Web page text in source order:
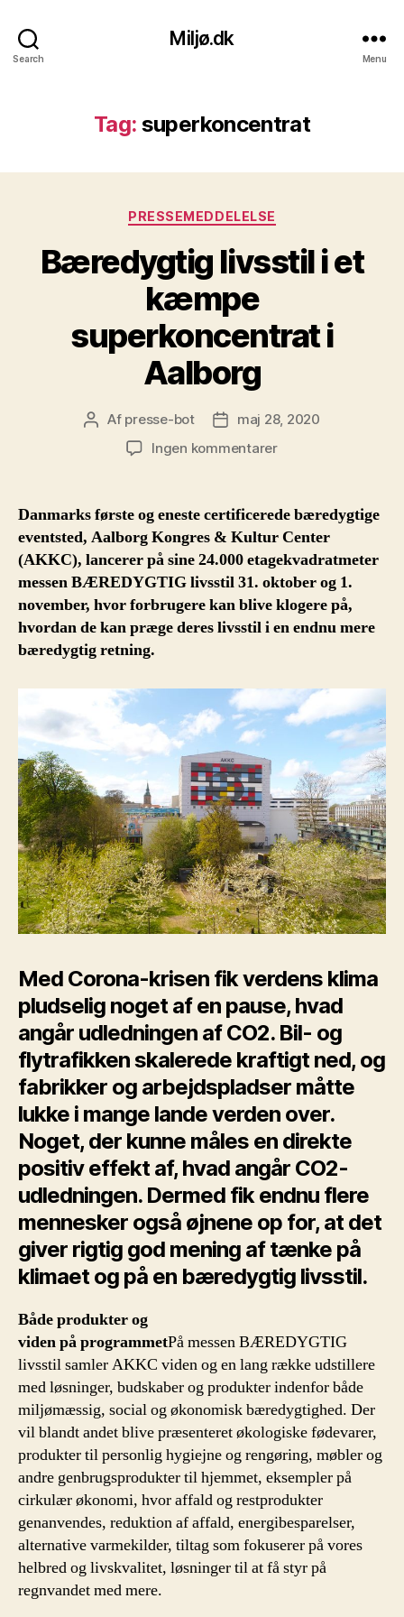
Search
Miljø.dk
Menu
Tag: superkoncentrat
Kategorier
PRESSEMEDDELELSE
Bæredygtig livsstil i et
kæmpe
superkoncentrat i
Aalborg
Indlægsforfatter
Af presse-bot Indlægsdato
maj 28, 2020
Ingen kommentarertil
i
kæmpe
superkoncentrat
i
Aalborg
Danmarks første og eneste certificerede bæredygtige
eventsted, Aalborg Kongres & Kultur Center
(AKKC), lancerer på sine 24.000 etagekvadratmeter
messen BÆREDYGTIG livsstil 31. oktober og 1.
november, hvor forbrugere kan blive klogere på,
hvordan de kan præge deres livsstil i en endnu mere
bæredygtig retning.
Med Corona-krisen fik verdens klima
pludselig noget af en pause, hvad
angår udledningen af CO2. Bil- og
flytrafikken skalerede kraftigt ned, og
fabrikker og arbejdspladser måtte
lukke i mange lande verden over.
Noget, der kunne måles en direkte
positiv effekt af, hvad angår CO2-
udledningen. Dermed fik endnu flere
mennesker også øjnene op for, at det
giver rigtig god mening af tænke på
klimaet og på en bæredygtig livsstil.
Både produkter og
viden på programmetPå messen BÆREDYGTIG
livsstil samler AKKC viden og en lang række udstillere
med løsninger, budskaber og produkter indenfor både
miljømæssig, social og økonomisk bæredygtighed. Der
vil blandt andet blive præsenteret økologiske fødevarer,
produkter til personlig hygiejne og rengøring, møbler og
andre genbrugsprodukter til hjemmet, eksempler på
cirkulær økonomi, hvor affald og restprodukter
genanvendes, reduktion af affald, energibesparelser,
alternative varmekilder, tiltag som fokuserer på vores
helbred og livskvalitet, løsninger til at få styr på
regnvandet med mere.